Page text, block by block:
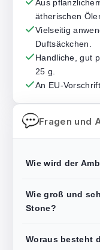
Aus
ätherischen
Vielseitig
Duftsäckchen.
Handliche, gut
25 g.
An EU-
Fragen und
Wie wird der
Wie groß und
Stone?
Woraus besteht